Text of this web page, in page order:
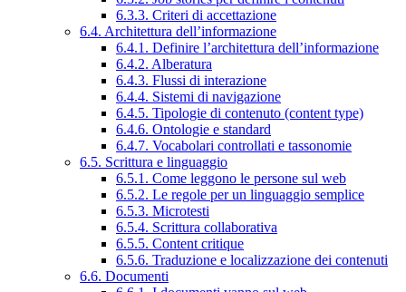
6.3.3. Criteri di accettazione
6.4. Architettura dell’informazione
6.4.1. Definire l’architettura dell’informazione
6.4.2. Alberatura
6.4.3. Flussi di interazione
6.4.4. Sistemi di navigazione
6.4.5. Tipologie di contenuto (content type)
6.4.6. Ontologie e standard
6.4.7. Vocabolari controllati e tassonomie
6.5. Scrittura e linguaggio
6.5.1. Come leggono le persone sul web
6.5.2. Le regole per un linguaggio semplice
6.5.3. Microtesti
6.5.4. Scrittura collaborativa
6.5.5. Content critique
6.5.6. Traduzione e localizzazione dei contenuti
6.6. Documenti